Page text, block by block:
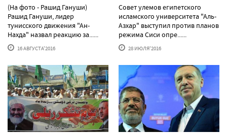
(На фото - Рашид Гануши)
Рашид Гануши, лидер
тунисского движения "Ан-
Нахда" назвал реакцию за......
16 АВГУСТА'2016
Совет улемов египетского
исламского университета "Аль-
Азхар" выступил против планов
режима Сиси опре......
28 ИЮЛЯ'2016